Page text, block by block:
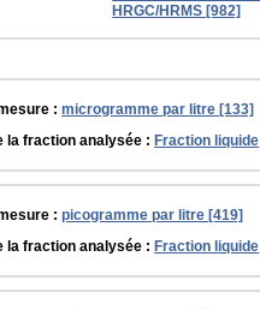
HRGC/HRMS [982]
:microgramme par litre [133]
la fraction analysée :Fraction liquide
:picogramme par litre [419]
la fraction analysée :Fraction liquide